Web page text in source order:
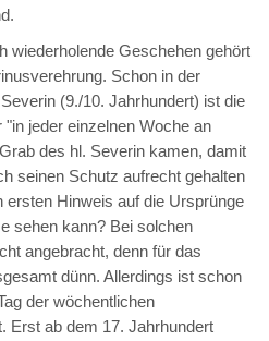
wiederholende Geschehen gehört
Schon in der
(9./10. Jahrhundert) ist die
jeder einzelnen Woche an
des hl. Severin kamen, damit
seinen Schutz aufrecht gehalten
ersten Hinweis auf die Ursprünge
sehen kann? Bei solchen
angebracht, denn für das
dünn. Allerdings ist schon
der wöchentlichen
Erst ab dem 17. Jahrhundert